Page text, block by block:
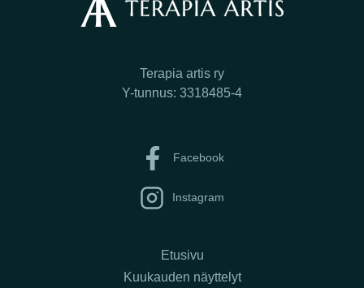
Terapia artis ry
Y-tunnus: 3318485-4
Facebook
Instagram
Etusivu
Kuukauden näyttelyt